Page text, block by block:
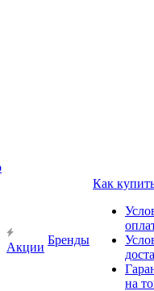
Акции
Бренды
Как
на